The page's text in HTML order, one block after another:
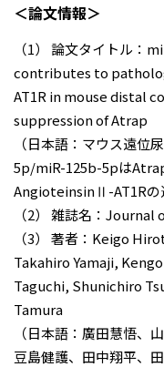
＜論文情報＞
（1） 論文タイトル：
contributes to
AT1R in mouse distal
suppression of Atrap
（日本語：マウス遠位
5p/miR-125b-5pは
AngioteinsinⅡ-AT1Rの
（2） 雑誌名：
（3） 著者：Keigo
Takahiro Yamaji,
Taguchi, Shunichiro
Tamura
（日本語：廣田慧悟、
豆島健護、田中翔平、